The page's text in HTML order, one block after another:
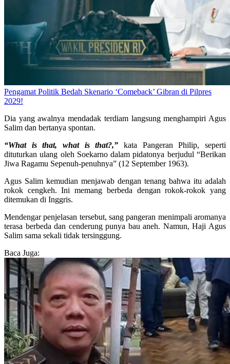
Pengamat Politik Bedah Skenario ‘Comeback’ Gibran di Pilpres
2029!
Dia yang awalnya mendadak terdiam langsung menghampiri Agus
Salim dan bertanya spontan.
“What is that, what is that?,” kata Pangeran Philip, seperti
dituturkan ulang oleh Soekarno dalam pidatonya berjudul “Berikan
Jiwa Ragamu Sepenuh-penuhnya” (12 September 1963).
Agus Salim kemudian menjawab dengan tenang bahwa itu adalah
rokok cengkeh. Ini memang berbeda dengan rokok-rokok yang
ditemukan di Inggris.
Mendengar penjelasan tersebut, sang pangeran menimpali aromanya
terasa berbeda dan cenderung punya bau aneh. Namun, Haji Agus
Salim sama sekali tidak tersinggung.
Baca Juga: